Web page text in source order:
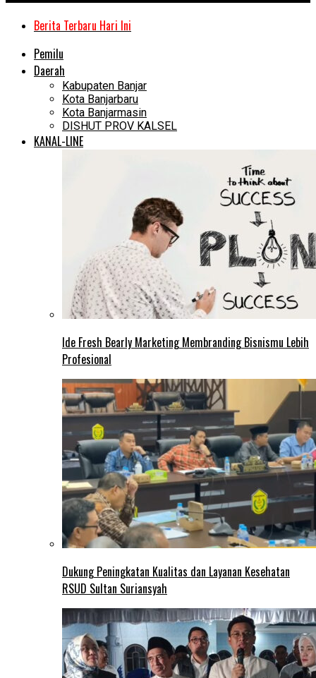
Berita Terbaru Hari Ini
Pemilu
Daerah
Kabupaten Banjar
Kota Banjarbaru
Kota Banjarmasin
DISHUT PROV KALSEL
KANAL-LINE
Ide Fresh Bearly Marketing Membranding Bisnismu Lebih
Profesional
Dukung Peningkatan Kualitas dan Layanan Kesehatan
RSUD Sultan Suriansyah